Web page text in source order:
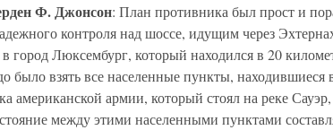
Ф. Джонсон: План противника был прост и
контроля над шоссе, идущим через
город Люксембург, который находился в 20
было взять все населенные пункты, находившиеся
американской армии, который стоял на реке
между этими населенными пунктами